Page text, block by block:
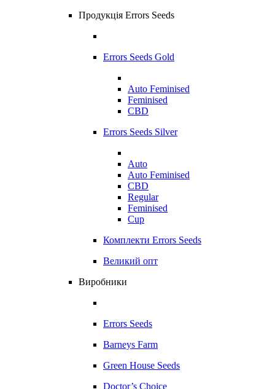
Продукція Errors Seeds
Errors Seeds Gold
Auto Feminised
Feminised
CBD
Errors Seeds Silver
Auto
Auto Feminised
CBD
Regular
Feminised
Cup
Комплекти Errors Seeds
Великий опт
Виробники
Errors Seeds
Barneys Farm
Green House Seeds
Doctor’s Choice